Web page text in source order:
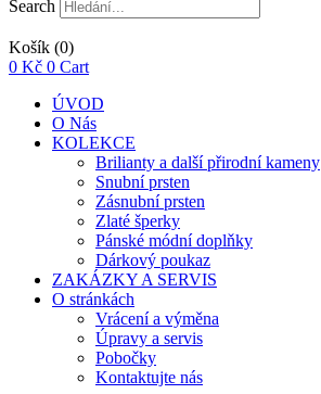
Search
Košík (0)
0 Kč 0 Cart
ÚVOD
O Nás
KOLEKCE
Brilianty a další přirodní kameny
Snubní prsten
Zásnubní prsten
Zlaté šperky
Pánské módní doplňky
Dárkový poukaz
ZAKÁZKY A SERVIS
O stránkách
Vrácení a výměna
Úpravy a servis
Pobočky
Kontaktujte nás